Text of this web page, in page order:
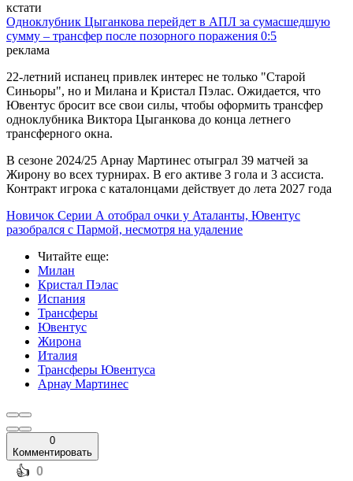
кстати
Одноклубник Цыганкова перейдет в АПЛ за сумасшедшую
сумму – трансфер после позорного поражения 0:5
реклама
22-летний испанец привлек интерес не только "Старой
Синьоры", но и Милана и Кристал Пэлас. Ожидается, что
Ювентус бросит все свои силы, чтобы оформить трансфер
одноклубника Виктора Цыганкова до конца летнего
трансферного окна.
В сезоне 2024/25 Арнау Мартинес отыграл 39 матчей за
Жирону во всех турнирах. В его активе 3 гола и 3 ассиста.
Контракт игрока с каталонцами действует до лета 2027 года
Новичок Серии А отобрал очки у Аталанты, Ювентус
разобрался с Пармой, несмотря на удаление
Читайте еще:
Милан
Кристал Пэлас
Испания
Трансферы
Ювентус
Жирона
Италия
Трансферы Ювентуса
Арнау Мартинес
0
Комментировать
️👍 0